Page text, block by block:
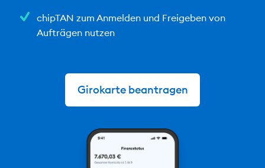
chipTAN zum Anmelden und Freigeben von
Aufträgen nutzen
Girokarte beantragen